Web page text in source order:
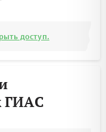
доступ.
ГИАС